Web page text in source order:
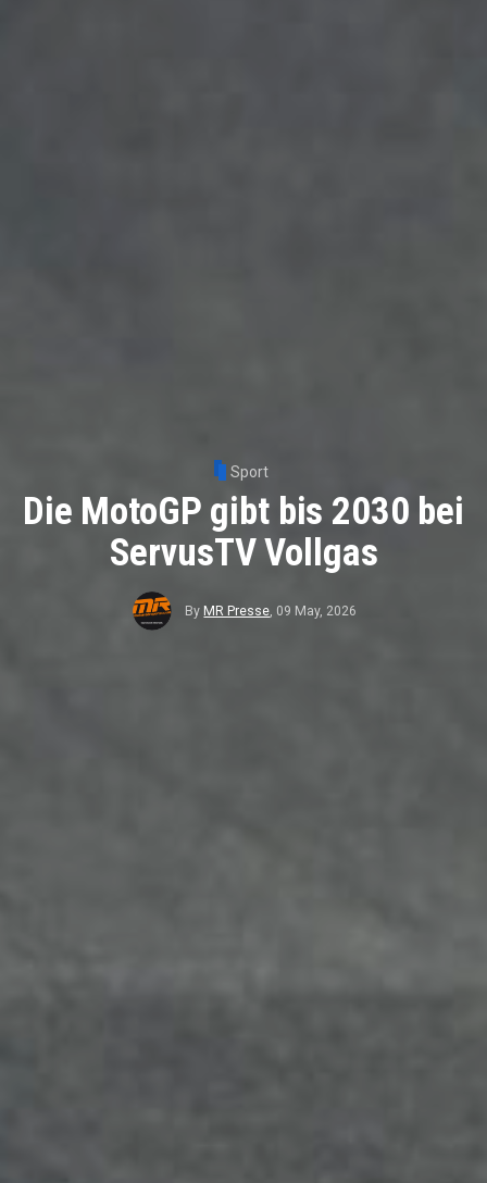
Sport
Die MotoGP gibt bis 2030 bei
ServusTV Vollgas
ByMR Presse 09 May, 2026